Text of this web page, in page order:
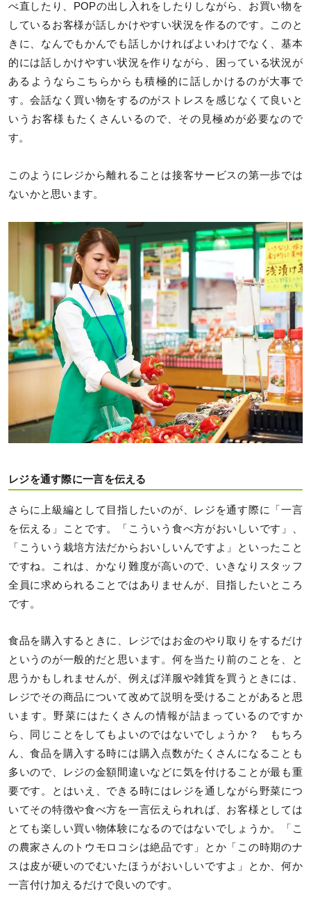
べ直したり、POPの出し入れをしたりしながら、お買い物を
しているお客様が話しかけやすい状況を作るのです。このと
きに、なんでもかんでも話しかければよいわけでなく、基本
的には話しかけやすい状況を作りながら、困っている状況が
あるようならこちらからも積極的に話しかけるのが大事で
す。会話なく買い物をするのがストレスを感じなくて良いと
いうお客様もたくさんいるので、その見極めが必要なので
す。
このようにレジから離れることは接客サービスの第一歩では
ないかと思います。
レジを通す際に一言を伝える
さらに上級編として目指したいのが、レジを通す際に「一言
を伝える」ことです。「こういう食べ方がおいしいです」、
「こういう栽培方法だからおいしいんですよ」といったこと
ですね。これは、かなり難度が高いので、いきなりスタッフ
全員に求められることではありませんが、目指したいところ
です。
食品を購入するときに、レジではお金のやり取りをするだけ
というのが一般的だと思います。何を当たり前のことを、と
思うかもしれませんが、例えば洋服や雑貨を買うときには、
レジでその商品について改めて説明を受けることがあると思
います。野菜にはたくさんの情報が詰まっているのですか
ら、同じことをしてもよいのではないでしょうか？ もちろ
ん、食品を購入する時には購入点数がたくさんになることも
多いので、レジの金額間違いなどに気を付けることが最も重
要です。とはいえ、できる時にはレジを通しながら野菜につ
いてその特徴や食べ方を一言伝えられれば、お客様としては
とても楽しい買い物体験になるのではないでしょうか。「こ
の農家さんのトウモロコシは絶品です」とか「この時期のナ
スは皮が硬いのでむいたほうがおいしいですよ」とか、何か
一言付け加えるだけで良いのです。